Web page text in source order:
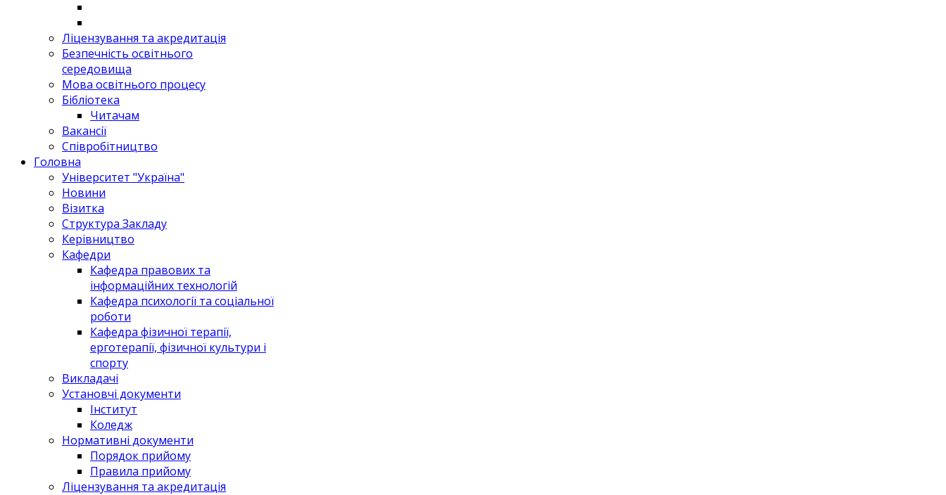
Ліцензування та акредитація
Безпечність освітнього
середовища
Мова освітнього процесу
Бібліотека
Читачам
Вакансії
Співробітництво
Головна
Університет "Україна"
Новини
Візитка
Структура Закладу
Керівництво
Кафедри
Кафедра правових та
інформаційних технологій
Кафедра психології та соціальної
роботи
Кафедра фізичної терапії,
ерготерапії, фізичної культури і
спорту
Викладачі
Установчі документи
Інститут
Коледж
Нормативні документи
Порядок прийому
Правила прийому
Ліцензування та акредитація